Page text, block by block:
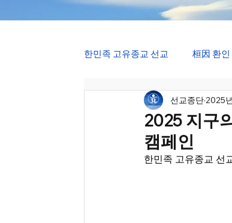
한민족 고유종교 선교 桓因 환인
仙道 한국선도 仙學 선교
삼일절 민족강좌
2025 지구
캠페인
선교종단 2025
한민족 고유종교 선